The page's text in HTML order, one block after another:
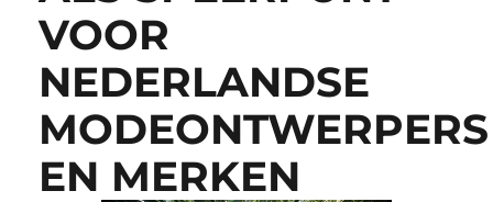
VOOR
NEDERLANDSE
MODEONTWERPERS
EN MERKEN